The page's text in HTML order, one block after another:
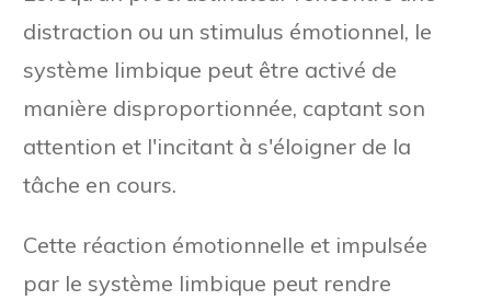
distraction ou un stimulus émotionnel, le
système limbique peut être activé de
manière disproportionnée, captant son
attention et l'incitant à s'éloigner de la
tâche en cours.
Cette réaction émotionnelle et impulsée
par le système limbique peut rendre